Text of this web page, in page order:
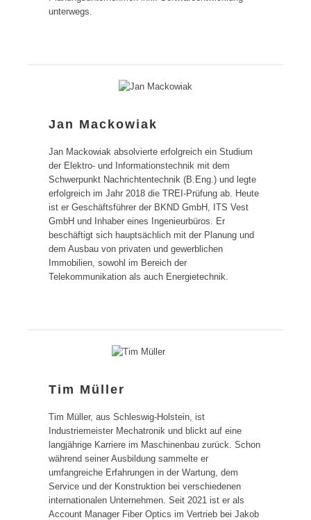
unterwegs.
Jan Mackowiak
Jan Mackowiak absolvierte erfolgreich ein Studium
der Elektro- und Informationstechnik mit dem
Schwerpunkt Nachrichtentechnik (B.Eng.) und legte
erfolgreich im Jahr 2018 die TREI-Prüfung ab. Heute
ist er Geschäftsführer der BKND GmbH, ITS Vest
GmbH und Inhaber eines Ingenieurbüros. Er
beschäftigt sich hauptsächlich mit der Planung und
dem Ausbau von privaten und gewerblichen
Immobilien, sowohl im Bereich der
Telekommunikation als auch Energietechnik.
Tim Müller
Tim Müller, aus Schleswig-Holstein, ist
Industriemeister Mechatronik und blickt auf eine
langjährige Karriere im Maschinenbau zurück. Schon
während seiner Ausbildung sammelte er
umfangreiche Erfahrungen in der Wartung, dem
Service und der Konstruktion bei verschiedenen
internationalen Unternehmen. Seit 2021 ist er als
Account Manager Fiber Optics im Vertrieb bei Jakob